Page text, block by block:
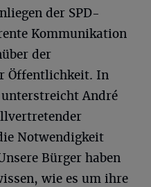
der SPD-
Kommunikation
der
Öffentlichkeit. In
André
Notwendigkeit
Bürger haben
wie es um ihre